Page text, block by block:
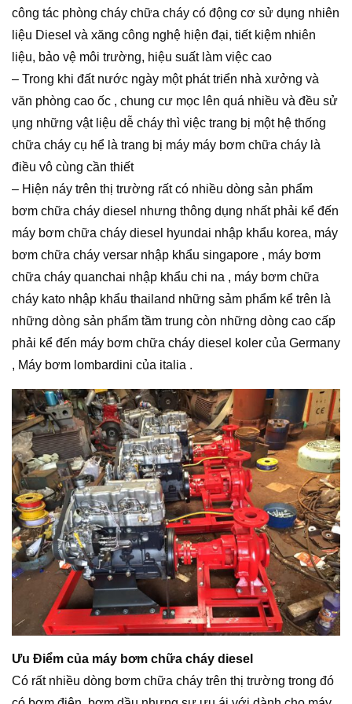
công tác phòng cháy chữa cháy có động cơ sử dụng nhiên
liệu Diesel và xăng công nghệ hiện đại, tiết kiệm nhiên
liệu, bảo vệ môi trường, hiệu suất làm việc cao
– Trong khi đất nước ngày một phát triển nhà xưởng và
văn phòng cao ốc , chung cư mọc lên quá nhiều và đều sử
ụng những vật liệu dễ cháy thì việc trang bị một hệ thống
chữa cháy cụ hể là trang bị máy máy bơm chữa cháy là
điều vô cùng cần thiết
– Hiện náy trên thị trường rất có nhiều dòng sản phẩm
bơm chữa cháy diesel nhưng thông dụng nhất phải kể đến
máy bơm chữa cháy diesel hyundai nhập khẩu korea, máy
bơm chữa cháy versar nhập khẩu singapore , máy bơm
chữa cháy quanchai nhập khẩu chi na , máy bơm chữa
cháy kato nhập khẩu thailand những sảm phẩm kể trên là
những dòng sản phẩm tầm trung còn những dòng cao cấp
phải kể đến máy bơm chữa cháy diesel koler của Germany
, Máy bơm lombardini của italia .
Ưu Điểm của máy bơm chữa cháy diesel
Có rất nhiều dòng bơm chữa cháy trên thị trường trong đó